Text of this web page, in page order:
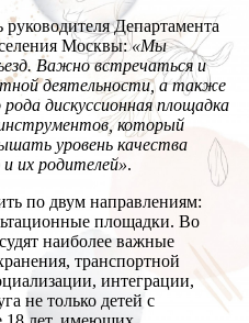
руководителя Департамента
Москвы:«Мы
Важно встречаться и
деятельности, а также
дискуссионная площадка
который
уровень качества
их родителей».
по двум направлениям:
площадки. Во
наиболее важные
транспортной
интеграции,
не только детей с